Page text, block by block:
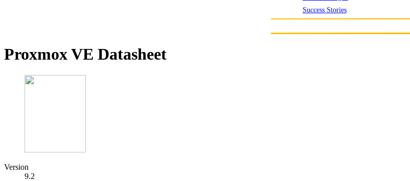
Success Stories
Proxmox VE Datasheet
Version
9.2